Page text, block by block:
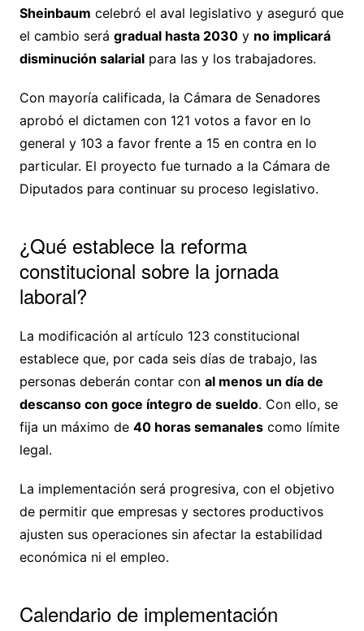
Sheinbaum celebró el aval legislativo y aseguró que
el cambio será gradual hasta 2030y no implicará
disminución salarialpara las y los trabajadores.
Con mayoría calificada, la Cámara de Senadores
aprobó el dictamen con 121 votos a favor en lo
general y 103 a favor frente a 15 en contra en lo
particular. El proyecto fue turnado a la Cámara de
Diputados para continuar su proceso legislativo.
¿Qué establece la reforma
constitucional sobre la jornada
laboral?
La modificación al artículo 123 constitucional
establece que, por cada seis días de trabajo, las
personas deberán contar con al menos un día de
descanso con goce íntegro de sueldo. Con ello, se
fija un máximo de 40 horas semanalescomo límite
legal.
La implementación será progresiva, con el objetivo
de permitir que empresas y sectores productivos
ajusten sus operaciones sin afectar la estabilidad
económica ni el empleo.
Calendario de implementación